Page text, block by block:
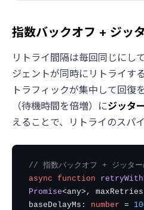
指数バックオフ + ジッ
リトライ間隔は毎回同じにし
ジェントが同時にリトライす
トラフィックが集中して回復
（待機時間を倍増）にジッター
えることで、リトライのスパ
// 指数バックオフ + ジッター
async function
Promise<any>,
baseDelayMs: number =